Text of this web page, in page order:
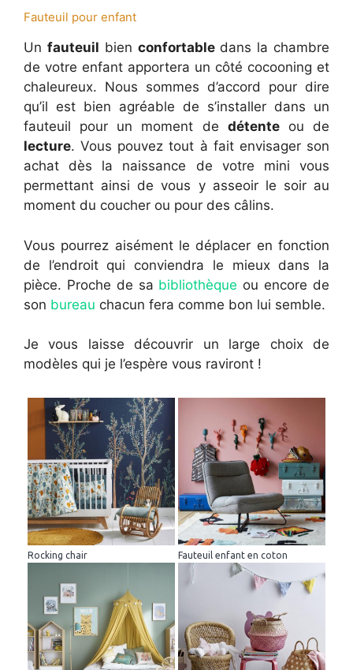
Fauteuil pour enfant
Un fauteuil bien confortabledans la chambre
de votre enfant apportera un côté cocooning et
chaleureux. Nous sommes d’accord pour dire
qu’il est bien agréable de s’installer dans un
fauteuil pour un moment de détenteou de
lecture. Vous pouvez tout à fait envisager son
achat dès la naissance de votre mini vous
permettant ainsi de vous y asseoir le soir au
moment du coucher ou pour des câlins.
Vous pourrez aisément le déplacer en fonction
de l’endroit qui conviendra le mieux dans la
pièce. Proche de sa bibliothèque ou encore de
son bureau chacun fera comme bon lui semble.
Je vous laisse découvrir un large choix de
modèles qui je l’espère vous raviront !
Rocking chair Fauteuil enfant en coton